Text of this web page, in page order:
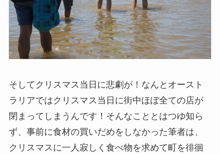
そしてクリスマス当日に悲劇が！なんとオースト
ラリアではクリスマス当日に街中ほぼ全ての店が
閉まってしまうんです！そんなこととはつゆ知ら
ず、事前に食材の買いだめをしなかった筆者は、
クリスマスに一人寂しく食べ物を求めて町を徘徊